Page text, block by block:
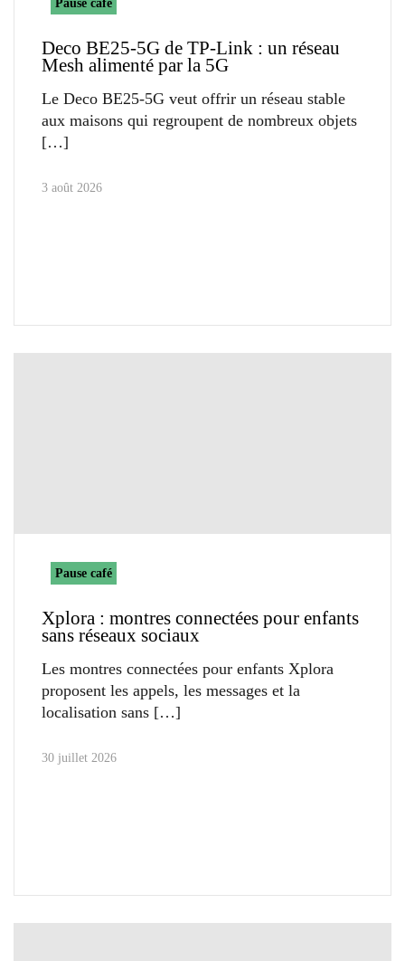
Pause café
Deco BE25-5G de TP-Link : un réseau
Mesh alimenté par la 5G
Le Deco BE25-5G veut offrir un réseau stable
aux maisons qui regroupent de nombreux objets
3 août 2026
Pause café
Xplora : montres connectées pour enfants
sans réseaux sociaux
Les montres connectées pour enfants Xplora
proposent les appels, les messages et la
localisation sans
30 juillet 2026